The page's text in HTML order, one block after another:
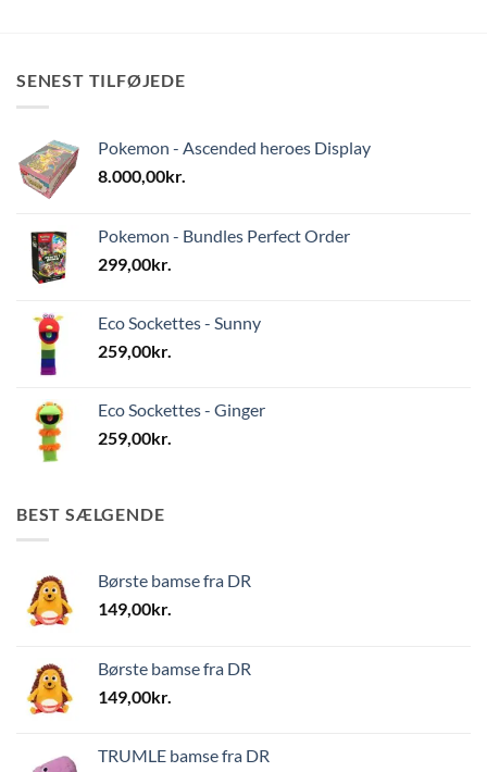
SENEST TILFØJEDE
Pokemon - Ascended heroes Display
8.000,00kr.
Pokemon - Bundles Perfect Order
299,00kr.
Eco Sockettes - Sunny
259,00kr.
Eco Sockettes - Ginger
259,00kr.
BEST SÆLGENDE
Børste bamse fra DR
149,00kr.
Børste bamse fra DR
149,00kr.
TRUMLE bamse fra DR